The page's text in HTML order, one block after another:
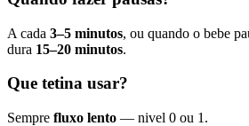
A cada 3–5 minutos, ou quando o bebe
dura 15–20 minutos.
Que tetina usar?
Sempre fluxo lento — nivel 0 ou 1.